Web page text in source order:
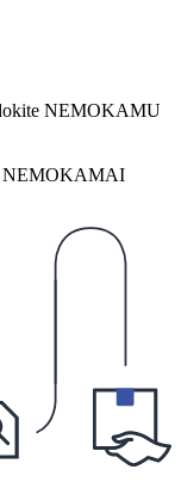
NEMOKAMU
NEMOKAMAI